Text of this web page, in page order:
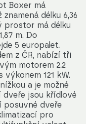
Boxer má
délku 6,36
prostor má délku
m. Do
5 europalet.
z ČR, nabízí tři
motorem 2.2
výkonem 121 kW.
a je možné
dveře jsou křídlové
posuvné dveře
pro